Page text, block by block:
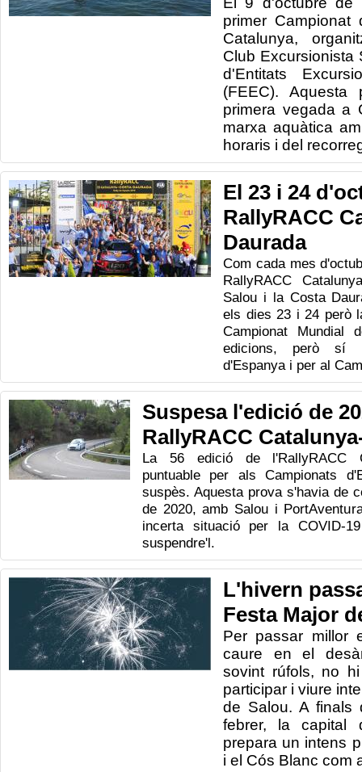
primer
Catalunya,
Club Excursionista
d'Entitats
(FEEC).
primera vegada a
marxa aquàtica
horaris i del
El 23 i 24
RallyRACC
Daurada
Com cada mes
RallyRACC
Salou i la Costa
els dies 23 i 24 però
Campionat Mundial
edicions, però sí
d'Espanya i per al
Suspesa l'edició de
RallyRACC
La 56 edició de l'RallyRACC
puntuable per als Campionats
suspès. Aquesta prova s'havia de
de 2020, amb Salou i
incerta situació per la COVID-
suspendre'l.
L'hivern
Festa Major
Per passar millor
caure
en el
sovint rúfols, no
participar i viure
de Salou. A finals
febrer, la capital
prepara un intens
i e l Cós Blanc com